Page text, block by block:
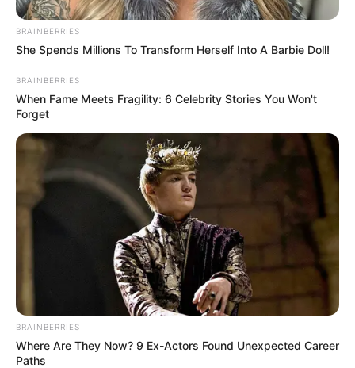
BRAINBERRIES
She Spends Millions To Transform Herself Into A Barbie Doll!
BRAINBERRIES
When Fame Meets Fragility: 6 Celebrity Stories You Won't
Forget
BRAINBERRIES
Where Are They Now? 9 Ex-Actors Found Unexpected Career
Paths